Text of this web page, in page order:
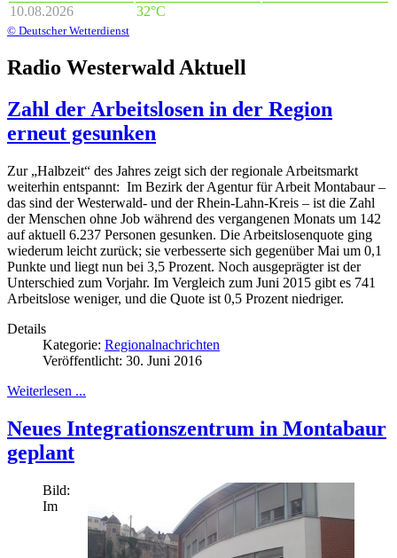
10.08.2026
32°C
© Deutscher Wetterdienst
Radio Westerwald Aktuell
Zahl der Arbeitslosen in der Region
erneut gesunken
Zur „Halbzeit“ des Jahres zeigt sich der regionale Arbeitsmarkt
weiterhin entspannt: Im Bezirk der Agentur für Arbeit Montabaur –
das sind der Westerwald- und der Rhein-Lahn-Kreis – ist die Zahl
der Menschen ohne Job während des vergangenen Monats um 142
auf aktuell 6.237 Personen gesunken. Die Arbeitslosenquote ging
wiederum leicht zurück; sie verbesserte sich gegenüber Mai um 0,1
Punkte und liegt nun bei 3,5 Prozent. Noch ausgeprägter ist der
Unterschied zum Vorjahr. Im Vergleich zum Juni 2015 gibt es 741
Arbeitslose weniger, und die Quote ist 0,5 Prozent niedriger.
Details
Kategorie: Regionalnachrichten
Veröffentlicht: 30. Juni 2016
Weiterlesen ...
Neues Integrationszentrum in Montabaur
geplant
Bild:
Im